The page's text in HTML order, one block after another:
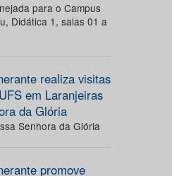
para o Campus
Didática 1, salas 01 a
realiza visitas
em Laranjeiras
da Glória
Senhora da Glória
promove